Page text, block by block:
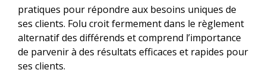
pratiques pour répondre aux besoins uniques de
ses clients. Folu croit fermement dans le règlement
alternatif des différends et comprend l’importance
de parvenir à des résultats efficaces et rapides pour
ses clients.